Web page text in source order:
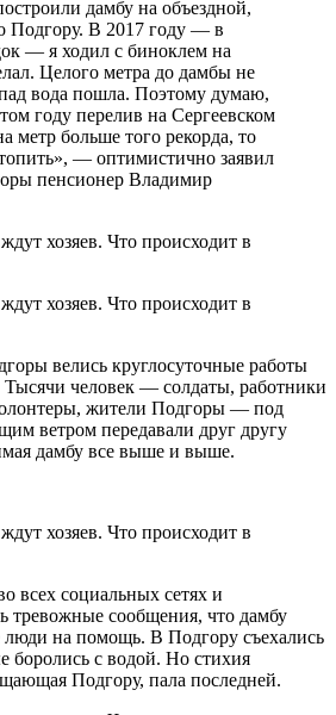
дамбу на объездной,
Подгору. В 2017 году — в
— я ходил с биноклем на
Целого метра до дамбы не
вода пошла. Поэтому думаю,
году перелив на Сергеевском
метр больше того рекорда, то
— оптимистично заявил
пенсионер Владимир
велись круглосуточные работы
человек — солдаты, работники
жители Подгоры — под
ветром передавали друг другу
дамбу все выше и выше.
всех социальных сетях и
тревожные сообщения, что дамбу
на помощь. В Подгору съехались
боролись с водой. Но стихия
Подгору, пала последней.